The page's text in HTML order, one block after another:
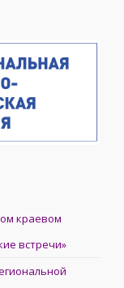
краевом
встречи»